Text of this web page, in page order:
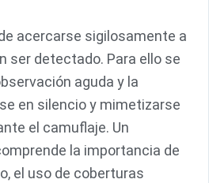
acercarse sigilosamente a
ser detectado. Para ello se
aguda y la
en silencio y mimetizarse
el camuflaje. Un
la importancia de
el uso de coberturas